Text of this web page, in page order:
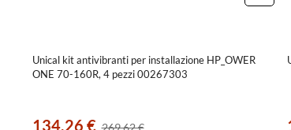
Unical kit antivibranti per installazione HP_OWER
ONE 70-160R, 4 pezzi 00267303
134,26 €